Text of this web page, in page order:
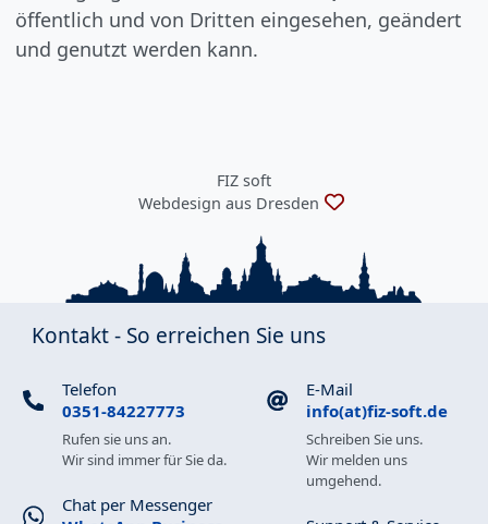
öffentlich und von Dritten eingesehen, geändert
und genutzt werden kann.
FIZ soft
Webdesign aus Dresden
Kontakt - So erreichen Sie uns
Telefon
0351-84227773
Rufen sie uns an.
Wir sind immer für Sie da.
Chat per Messenger
E-Mail
info(at)fiz-soft.de
Schreiben Sie uns.
Wir melden uns
umgehend.